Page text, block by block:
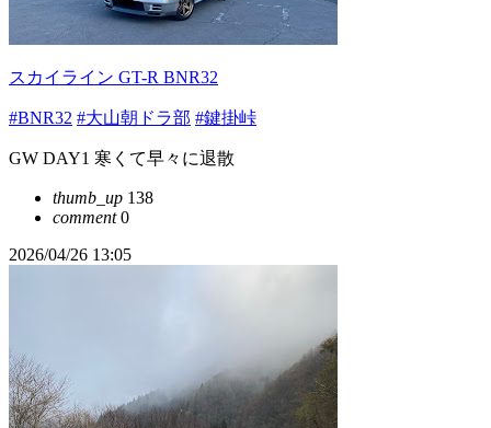
スカイライン GT-R BNR32
#BNR32 #大山朝ドラ部 #鍵掛峠
GW DAY1 寒くて早々に退散
thumb_up 138
comment0
2026/04/26 13:05